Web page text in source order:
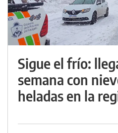
Sigue el frío:
semana con
heladas en la